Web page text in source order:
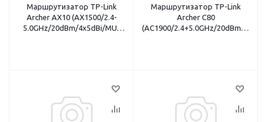
Маршрутизатор TP-Link
Archer AX10 (AX1500/2.4-
5.0GHz/20dBm/4x5dBi/MU-
Маршрутизатор TP-Link
Archer C80
(AC1900/2.4+5.0GHz/20dBm/